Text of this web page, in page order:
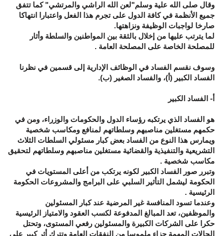
وقال صلى الله علية وسلم"لعن الله الراشي والمرتشي" كما تتفق
جميع الأنظمة في كافة الدول على تجرم هذا الفعل واعتبارا انتهاكا
صارخا لواجبات الوظيفة ونزاهتها.
لما يترتب عليها من إخلال بالثقة بين المواطنين والسلطة وأثار
للمصلحة الخاصة على المصلحة العامة .
وسوف نقسم الفساد في الوظائف الإدارية إلى قسمين في نظرنا
الفساد الكبير (أ)، والفساد الصغير (ب).
أ- الفساد الكبير
هو الفساد الذي يرتكبه رؤساء الدول والحكومات والوزراء، ومن في
حكمهم مستغلين مناصبهم وسلطاتهم لمنافع ومكاسب شخصية
ويمارس هذا النوع من الفساد بعض كبار مسئولي السلطات الثلاث
التشريعية والتنفيذية والقضائية مستغلين مناصبهم وسلطاتهم لتحقيق
مكاسب شخصية .
وتبرر صور الفساد الكبير لكونه يرتكب من أعلى المستويات في
الحكومة ليشمل التأثير السلبي على البرامج والمشروعات الحكومة
الرئيسية .
وعندما تسود المنافسة غير المرضية عند كبار المسئولين
والموظفين، تعد المبالغ المدفوعة لكسب العقود والامتياز الرئيسية
حكرا على الشركات الكبيرة والمسئولين رفعي المستوى، وتحتل
الحالات المهمة جزاء ملموسا من النفقات العامة وتترك أثر كبير على